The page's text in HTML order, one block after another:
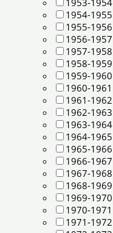
1953-1954
1954-1955
1955-1956
1956-1957
1957-1958
1958-1959
1959-1960
1960-1961
1961-1962
1962-1963
1963-1964
1964-1965
1965-1966
1966-1967
1967-1968
1968-1969
1969-1970
1970-1971
1971-1972